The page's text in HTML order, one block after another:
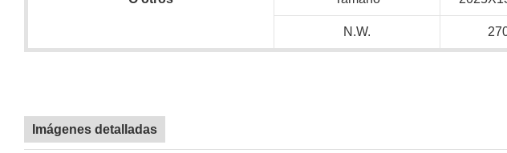
N.W.
Imágenes detalladas